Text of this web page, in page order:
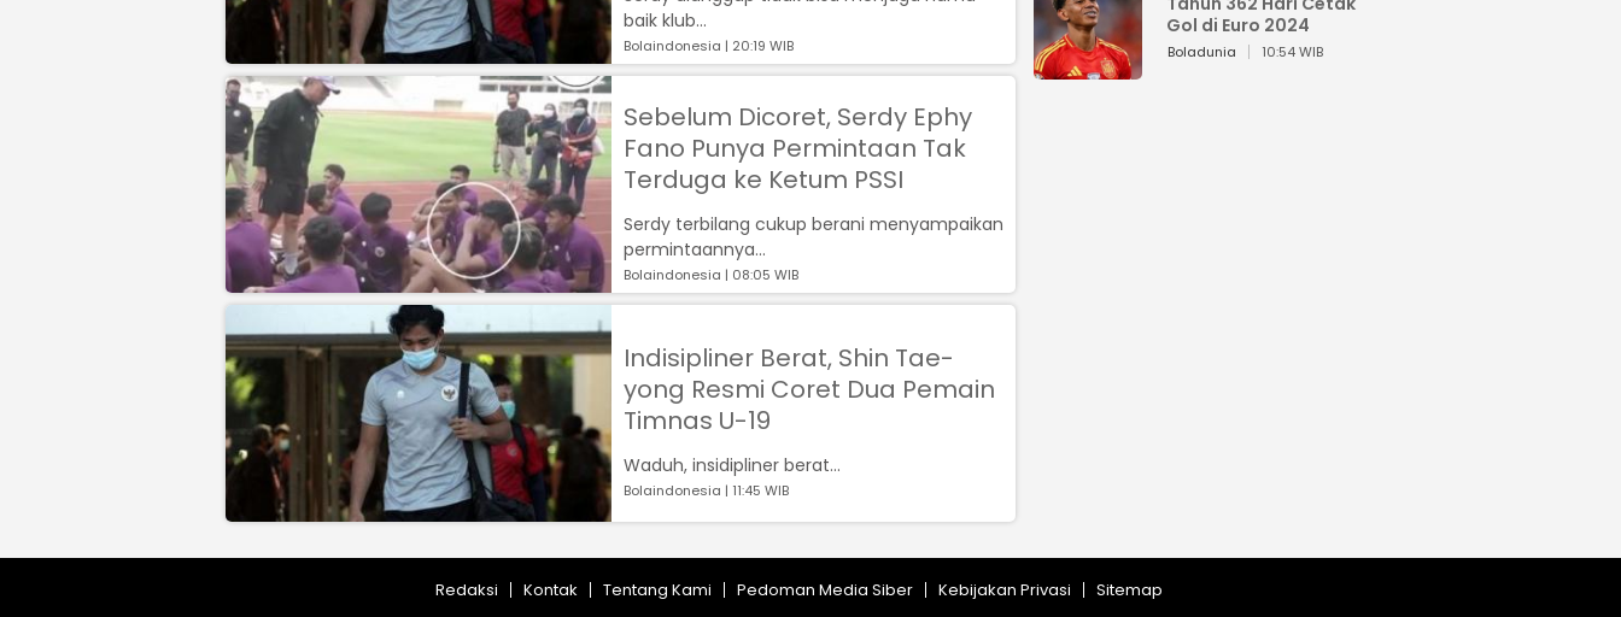
baik klub...
Bolaindonesia | 20:19 WIB
Sebelum Dicoret, Serdy Ephy
Fano Punya Permintaan Tak
Terduga ke Ketum PSSI
Serdy terbilang cukup berani menyampaikan
permintaannya...
Bolaindonesia | 08:05 WIB
Indisipliner Berat, Shin Tae-
yong Resmi Coret Dua Pemain
Timnas U-19
Waduh, insidipliner berat...
Bolaindonesia | 11:45 WIB
Gol di Euro 2024
Boladunia 10:54 WIB
Redaksi Kontak Tentang Kami Pedoman Media Siber Kebijakan Privasi Sitemap